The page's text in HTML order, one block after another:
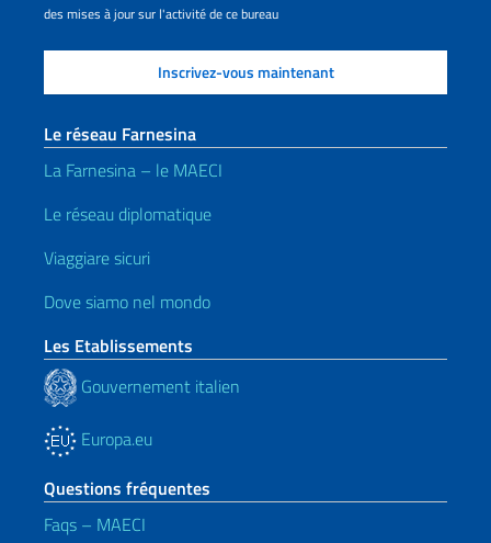
des mises à jour sur l'activité de ce bureau
Le réseau Farnesina
La Farnesina – le MAECI
Le réseau diplomatique
Viaggiare sicuri
Dove siamo nel mondo
Les Etablissements
Gouvernement italien
Europa.eu
Questions fréquentes
Faqs – MAECI